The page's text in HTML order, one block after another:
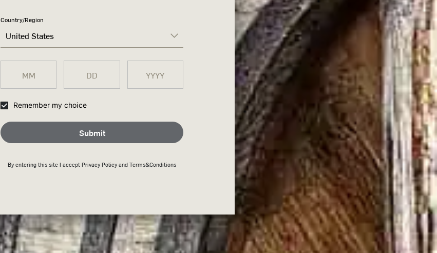
Country/Region
United States
Remember my choice
Submit
By entering this site I acceptPrivacy Policy and Terms&Conditions
QUANDO SAI CHE È
GIUSTO, NON
CAMBIARLO.
Un omaggio alla tradizione di Wild Turkey e e alla determinazione che ha
preservato, intatta, la sua ricetta centenaria attraverso le generazioni.
Scopri di più